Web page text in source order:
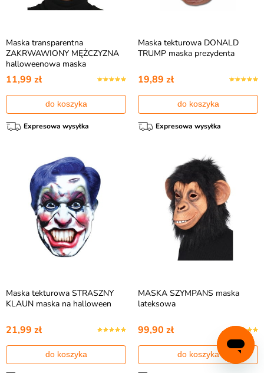
Maska transparentna
ZAKRWAWIONY MĘŻCZYZNA
halloweenowa maska
11,99 zł
do koszyka
Expresowa wysyłka
Maska tekturowa DONALD
TRUMP maska prezydenta
19,89 zł
do koszyka
Expresowa wysyłka
Maska tekturowa STRASZNY
KLAUN maska na halloween
21,99 zł
do koszyka
MASKA SZYMPANS maska
lateksowa
99,90 zł
do koszyka